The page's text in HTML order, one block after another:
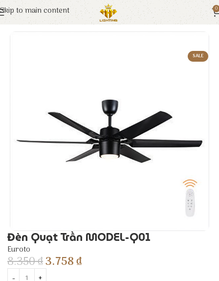
Skip to main content 0
Trang chủ Euroto Đèn Trang Trí
SALE
Đèn Quạt Trần MODEL-Q01
Euroto
8.350₫3.758₫